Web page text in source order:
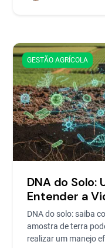
GESTÃO AGRÍCOLA
DNA do Solo:
Entender a
DNA do solo: saiba
amostra de terra
realizar um manejo